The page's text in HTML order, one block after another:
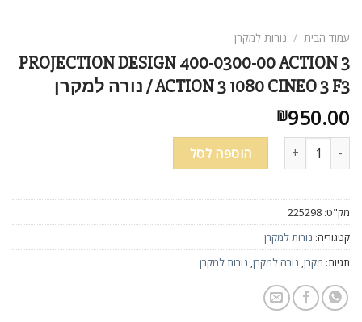
עמוד הבית / נורות למקרן
PROJECTION DESIGN 400-0300-00 ACTION 3
ACTION 3 1080 CINEO 3 F3 / נורה למקרן
₪950.00
כמות של PROJECTION DESIGN 400-0300-00 ACTION 3 ACTION 3 1080 CINEO 3 F3 / נורה למקרן הוספה לסל
מק"ט: 225298
קטגוריה: נורות למקרן
תגיות: מקרן, נורה למקרן, נורות למקרן